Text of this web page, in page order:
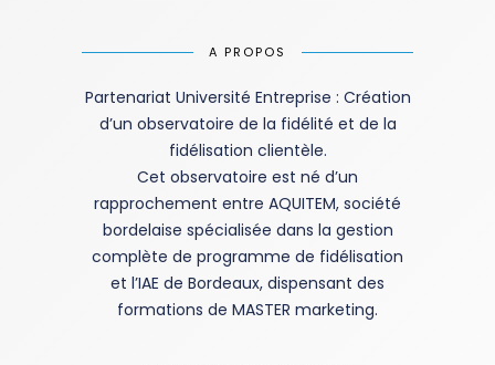
A PROPOS
Partenariat Université Entreprise : Création
d’un observatoire de la fidélité et de la
fidélisation clientèle.
Cet observatoire est né d’un
rapprochement entre AQUITEM, société
bordelaise spécialisée dans la gestion
complète de programme de fidélisation
et l’IAE de Bordeaux, dispensant des
formations de MASTER marketing.